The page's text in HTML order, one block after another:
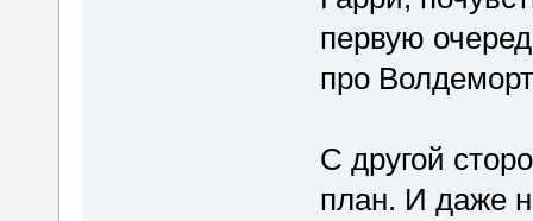
первую
про
С другой
план. И даже